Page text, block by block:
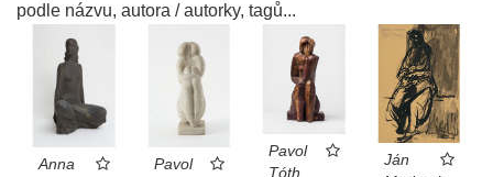
podle názvu, autora / autorky, tagů...
Anna
Pavol
Pavol
Tóth
Ján